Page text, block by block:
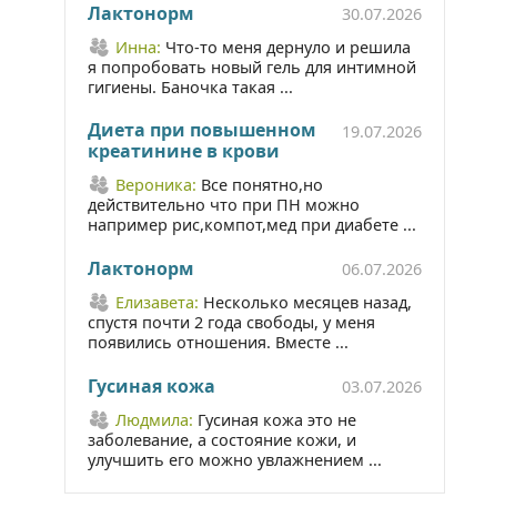
Лактонорм
30.07.2026
Инна: Что-то меня дернуло и решила
я попробовать новый гель для интимной
гигиены. Баночка такая ...
Диета при повышенном
креатинине в крови
19.07.2026
Вероника: Все понятно,но
действительно что при ПН можно
например рис,компот,мед при диабете ...
Лактонорм
06.07.2026
Елизавета: Несколько месяцев назад,
спустя почти 2 года свободы, у меня
появились отношения. Вместе ...
Гусиная кожа
03.07.2026
Людмила: Гусиная кожа это не
заболевание, а состояние кожи, и
улучшить его можно увлажнением ...